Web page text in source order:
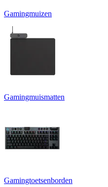
Gamingmuizen
Gamingmuismatten
Gamingtoetsenborden